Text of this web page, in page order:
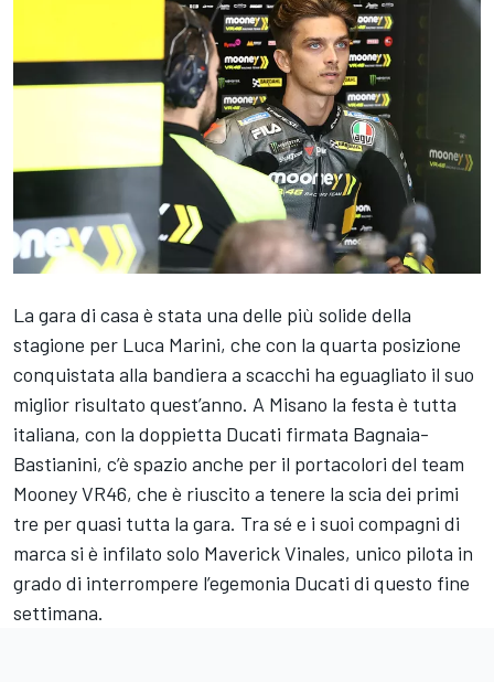
La gara di casa è stata una delle più solide della
stagione per Luca Marini, che con la quarta posizione
conquistata alla bandiera a scacchi ha eguagliato il suo
miglior risultato quest’anno. A Misano la festa è tutta
italiana, con la doppietta Ducati firmata Bagnaia-
Bastianini, c’è spazio anche per il portacolori del team
Mooney VR46, che è riuscito a tenere la scia dei primi
tre per quasi tutta la gara. Tra sé e i suoi compagni di
marca si è infilato solo Maverick Vinales, unico pilota in
grado di interrompere l’egemonia Ducati di questo fine
settimana.